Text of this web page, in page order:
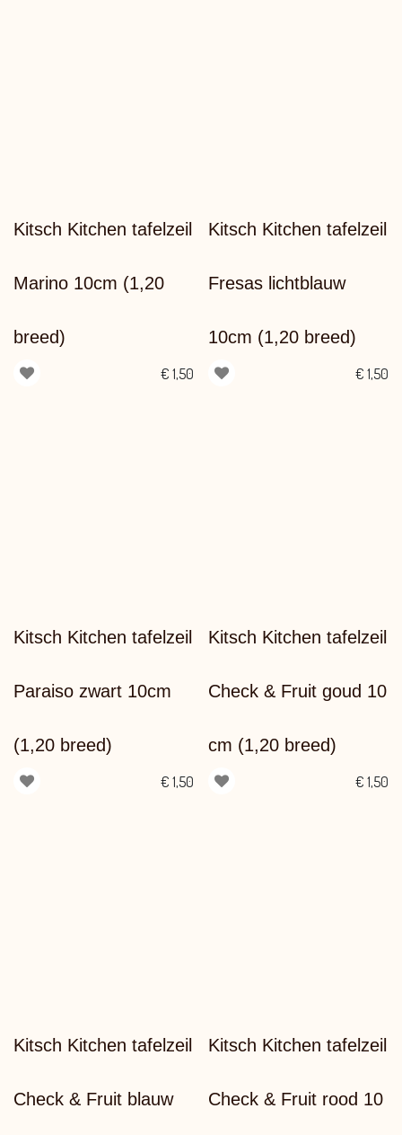
Kitsch Kitchen tafelzeil
Marino 10cm (1,20
breed)
€ 1,50
Kitsch Kitchen tafelzeil
Fresas lichtblauw
10cm (1,20 breed)
€ 1,50
Kitsch Kitchen tafelzeil
Paraiso zwart 10cm
(1,20 breed)
€ 1,50
Kitsch Kitchen tafelzeil
Check & Fruit goud 10
cm (1,20 breed)
€ 1,50
Kitsch Kitchen tafelzeil
Check & Fruit blauw
Kitsch Kitchen tafelzeil
Check & Fruit rood 10